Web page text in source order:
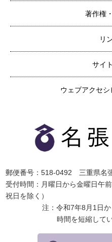
著作権
リ
サイ
ウェブアクセ
郵便番号：518-0492 三重県名
受付時間：月曜日から金曜日午
祝日を除く）
注：令和7年8月1日
時間を短縮して